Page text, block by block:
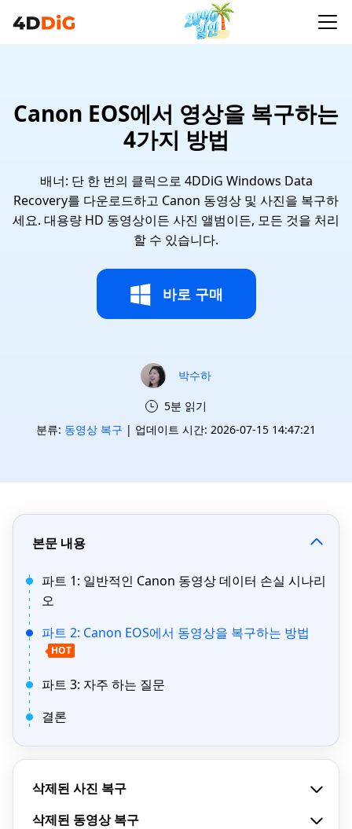
Canon EOS에서 영상을 복구하는
4가지 방법
배너: 단 한 번의 클릭으로 4DDiG Windows Data
Recovery를 다운로드하고 Canon 동영상 및 사진을 복구하
세요. 대용량 HD 동영상이든 사진 앨범이든, 모든 것을 처리
할 수 있습니다.
바로 구매
박수하
5분 읽기
분류: 동영상 복구 | 업데이트 시간: 2026-07-15 14:47:21
본문 내용
파트 1: 일반적인 Canon 동영상 데이터 손실 시나리
오
파트 2: Canon EOS에서 동영상을 복구하는 방법
HOT
파트 3: 자주 하는 질문
결론
삭제된 사진 복구
삭제된 동영상 복구